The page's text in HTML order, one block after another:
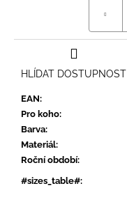
EAN:
Pro koho:
Barva:
Materiál:
Roční období:
#sizes_table#:
HLÍDAT DOSTUPNOST